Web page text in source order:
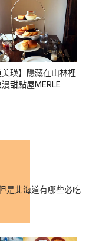
美瑛】隱藏在山林裡
甜點屋MERLE
是北海道有哪些必吃